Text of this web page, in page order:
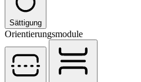
Sättigung
Orientierungsmodule